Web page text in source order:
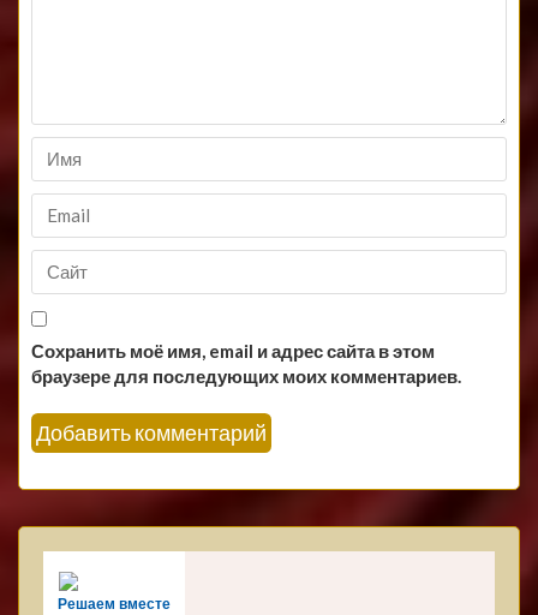
Сохранить моё имя, email и адрес сайта в этом
браузере для последующих моих комментариев.
Решаем вместе